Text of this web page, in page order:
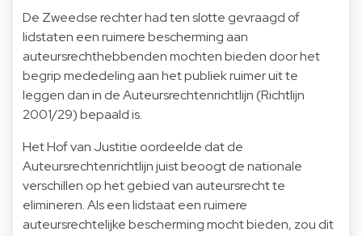
De Zweedse rechter had ten slotte gevraagd of
lidstaten een ruimere bescherming aan
auteursrechthebbenden mochten bieden door het
begrip mededeling aan het publiek ruimer uit te
leggen dan in de Auteursrechtenrichtlijn (Richtlijn
2001/29) bepaald is.
Het Hof van Justitie oordeelde dat de
Auteursrechtenrichtlijn juist beoogt de nationale
verschillen op het gebied van auteursrecht te
elimineren. Als een lidstaat een ruimere
auteursrechtelijke bescherming mocht bieden, zou dit